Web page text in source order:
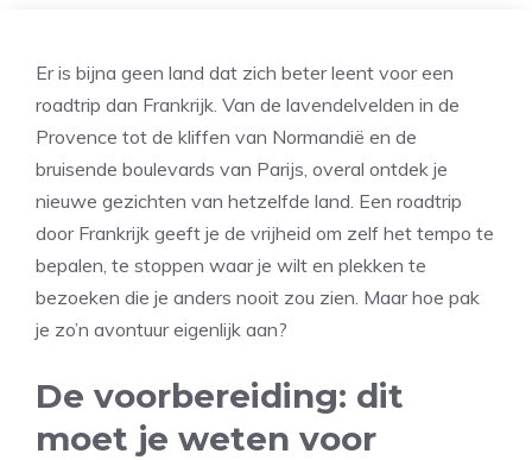
Er is bijna geen land dat zich beter leent voor een
roadtrip dan Frankrijk. Van de lavendelvelden in de
Provence tot de kliffen van Normandië en de
bruisende boulevards van Parijs, overal ontdek je
nieuwe gezichten van hetzelfde land. Een roadtrip
door Frankrijk geeft je de vrijheid om zelf het tempo te
bepalen, te stoppen waar je wilt en plekken te
bezoeken die je anders nooit zou zien. Maar hoe pak
je zo’n avontuur eigenlijk aan?
De voorbereiding: dit
moet je weten voor